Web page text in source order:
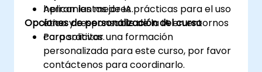
Aplicar las mejores prácticas para el uso
ético y responsable de la IA en entornos
corporativos.
herramientas de IA.
Opciones de personalización del curso
Para solicitar una formación
personalizada para este curso, por favor
contáctenos para coordinarlo.